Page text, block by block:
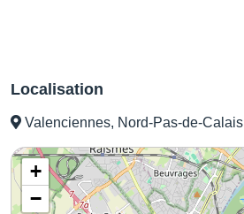
Localisation
Valenciennes, Nord-Pas-de-Calais
+
−